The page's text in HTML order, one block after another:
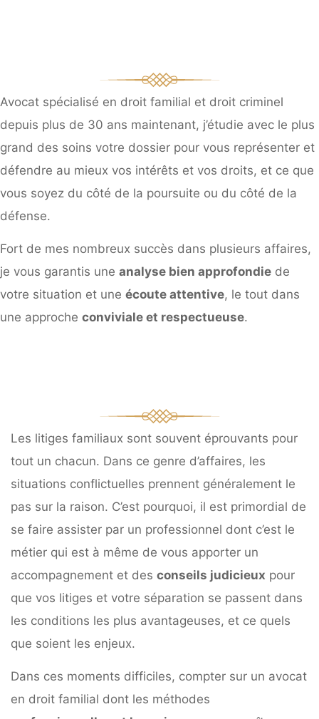
Avocat spécialisé en droit familial et droit criminel
depuis plus de 30 ans maintenant, j’étudie avec le plus
grand des soins votre dossier pour vous représenter et
défendre au mieux vos intérêts et vos droits, et ce que
vous soyez du côté de la poursuite ou du côté de la
défense.
Fort de mes nombreux succès dans plusieurs affaires,
je vous garantis une analyse bien approfondie de
votre situation et une écoute attentive, le tout dans
une approche conviviale et respectueuse.
Les litiges familiaux sont souvent éprouvants pour
tout un chacun. Dans ce genre d’affaires, les
situations conflictuelles prennent généralement le
pas sur la raison. C’est pourquoi, il est primordial de
se faire assister par un professionnel dont c’est le
métier qui est à même de vous apporter un
accompagnement et des conseils judicieux pour
que vos litiges et votre séparation se passent dans
les conditions les plus avantageuses, et ce quels
que soient les enjeux.
Dans ces moments difficiles, compter sur un avocat
en droit familial dont les méthodes